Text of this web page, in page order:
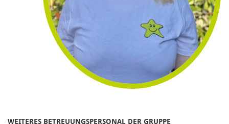
WEITERES BETREUUNGSPERSONAL DER GRUPPE